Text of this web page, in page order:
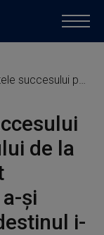
echipamentul pentru a-și salva fiul bolnav, iar destinul i-a răsplătit sacrificiul
de la
și
i-